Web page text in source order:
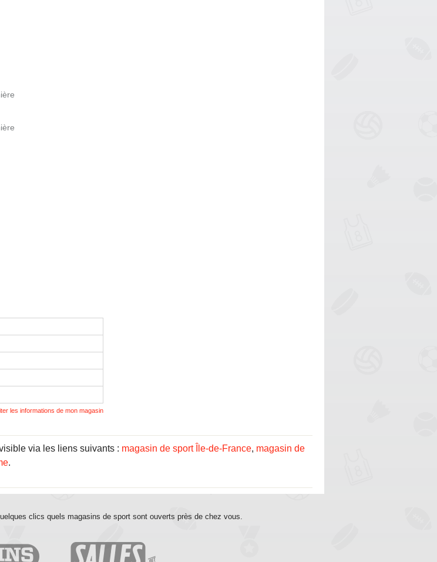
les informations de mon magasin
via les liens suivants : magasin de sport Île-de-France, magasin de
.
clics quels magasins de sport sont ouverts près de chez vous.